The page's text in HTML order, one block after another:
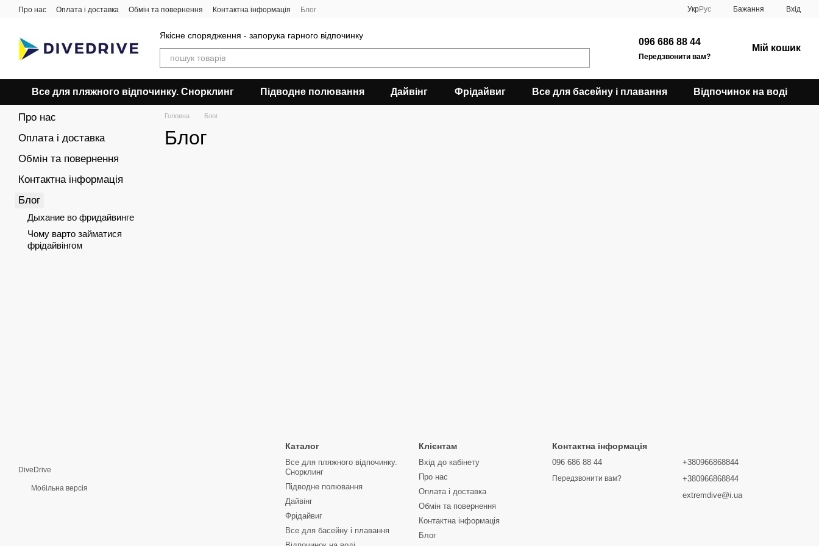
Перейти до основного контенту
Про нас Оплата і доставка Обмін та повернення Контактна інформація Блог УкрРус Бажання Вхід
Якісне спорядження - запорука гарного відпочинку
096 686 88 44
Передзвонити вам?
Мій кошик
Все для пляжного відпочинку. Снорклинг Підводне полювання Дайвінг Фрідайвиг Все для басейну і плавання Відпочинок на воді
Головна Блог
Блог
Про нас
Оплата і доставка
Обмін та повернення
Контактна інформація
Блог
Дыхание во фридайвинге
Чому варто займатися
фрідайвінгом
DiveDrive
Мобільна версія
Каталог
Все для пляжного відпочинку.
Снорклинг
Підводне полювання
Дайвінг
Фрідайвиг
Все для басейну і плавання
Клієнтам
Вхід до кабінету
Про нас
Оплата і доставка
Обмін та повернення
Контактна інформація
Блог
Контактна інформація
096 686 88 44
Передзвонити вам?
+380966868844
+380966868844
extremdive@i.ua